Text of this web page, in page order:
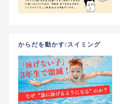
からだを動かす/スイミング